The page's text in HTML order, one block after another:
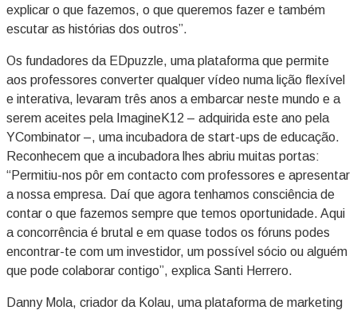
explicar o que fazemos, o que queremos fazer e também
escutar as histórias dos outros”.
Os fundadores da EDpuzzle, uma plataforma que permite
aos professores converter qualquer vídeo numa lição flexível
e interativa, levaram três anos a embarcar neste mundo e a
serem aceites pela ImagineK12 – adquirida este ano pela
YCombinator –, uma incubadora de start-ups de educação.
Reconhecem que a incubadora lhes abriu muitas portas:
“Permitiu-nos pôr em contacto com professores e apresentar
a nossa empresa. Daí que agora tenhamos consciência de
contar o que fazemos sempre que temos oportunidade. Aqui
a concorrência é brutal e em quase todos os fóruns podes
encontrar-te com um investidor, um possível sócio ou alguém
que pode colaborar contigo”, explica Santi Herrero.
Danny Mola, criador da Kolau, uma plataforma de marketing